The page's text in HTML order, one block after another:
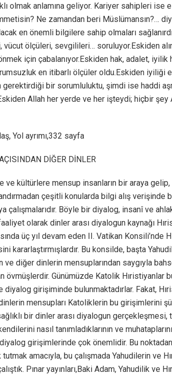
olmak anlamına geliyor. Kariyer sahipleri ise
Ne zamandan beri Müslümansın?…
en önemli bilgilere sahip olmaları
vücut ölçüleri, sevgilileri… soruluyor.Eskiden
için çabalanıyor.Eskiden hak, adalet,
en itibarlı ölçüler oldu.Eskiden iyiliği
gerektirdiği bir sorumluluktu, şimdi ise haddi
Allah her yerde ve her işteydi; hiçbir şey
Yol ayrımı,332 sayfa
DİĞER DİNLER
ve kültürlere mensup insanların bir araya
çeşitli konularda bilgi alış verişinde
çalışmalarıdır. Böyle bir diyalog, insanî ve
olarak dinler arası diyalogun kaynağı
üç yıl devam eden II. Vatikan Konsili’nde
kararlaştırmışlardır. Bu konsilde, başta
diğer dinlerin mensuplarından saygıyla
övmüşlerdir. Günümüzde Katolik
diyalog girişiminde bulunmaktadırlar. Fakat,
mensupları Katoliklerin bu girişimlerini
bir dinler arası diyalogun gerçekleşmesi,
nasıl tanımladıklarının ve
girişimlerinde çok önemlidir. Bu
amacıyla, bu çalışmada Yahudilerin ve
Pınar yayınları,Baki Adam, Yahudilik ve